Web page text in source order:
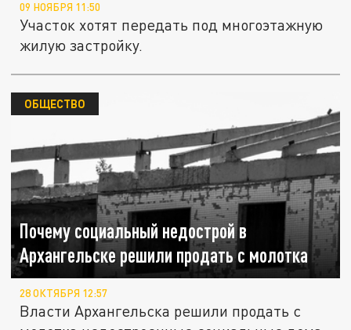
09 НОЯБРЯ 11:50
Участок хотят передать под многоэтажную
жилую застройку.
Почему социальный недострой в
Архангельске решили продать с молотка
ОБЩЕСТВО
28 ОКТЯБРЯ 12:57
Власти Архангельска решили продать с